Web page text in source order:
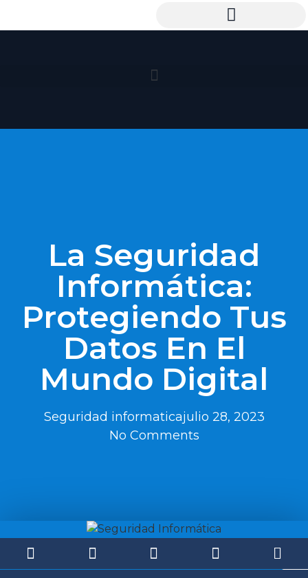
La Seguridad
Informática:
Protegiendo Tus
Datos En El
Mundo Digital
Seguridad informaticajulio 28, 2023
No Comments